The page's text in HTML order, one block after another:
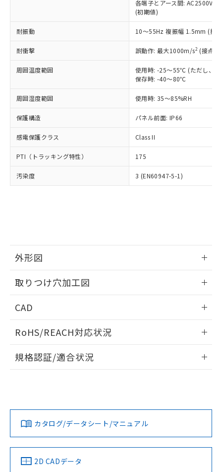
各端子とアース間: AC2500V
(初期値)
耐振動 10～55Hz 複振幅 1.5mm (接
耐衝撃 誤動作: 最大1000m/s2 (接点
周囲温度範囲
使用時: -25～55℃ (ただし、氷
保存時: -40～80℃
周囲湿度範囲 使用時: 35～85%RH
保護構造 パネル前面: IP66
感電保護クラス Class II
PTI（トラッキング特性） 175
汚染度 3 (EN60947-5-1)
外形図
取りつけ穴加工図
CAD
ドすることができます。
ログイン/会員登録
ダウンロードデータをご利用いただく前に、以下を必ずお読
みください。
ソフトウェアの使用条件
RoHS/REACH対応状況
EU RoHS 注意事項・凡例
対応済み
中国 RoHS 注意事項・凡例
規格認証/適合状況
カタログ/データシート/マニュアル
2D CADデータ
正式な納期状況および標準価格はお客
様のお取引先、またはお客様担当のオ
ムロン制御機器販売店・当社販売員に
オムロン制御機器販売店や当社販売拠
販売ネットワーク
」をご確認
在庫状況および標準価格結果を当社の
事前の承諾なく第三者に漏洩または開
マイパーツ機能（部品リスト作成サー
ビス）をご利用いただくには、I-Web
メンバーズにご登録されている必要が
あります。
お客様が当ウェブサイト上で当社にご
登録された部品リストについて、当社
および当社の共同利用者が、当社の製
用者の範囲」に記載されている法人を
(PBDE) 1000ppm以下、フタル酸ビス(2-エチルヘキシ
ル) (DEHP)(別名：DOP) 1000ppm以下、フタル酸ブチ
ルベンジル（BBP） 1000ppm以下、フタル酸ジブチル
（DBP） 1000ppm以下、フタル酸ジイソブチル
但し、RoHS指令で産業用監視および制御機器に対する
フタル酸エステル類の４物質については閾値を超える意
図的な使用がないことを確認しています。
※2 対応予定月
部品在庫の切り替え状況などにより、予定
月が前後することがあります。
※3 非含有証明書ダウンロード
※本証明書は発行日時点で非含有を証明す
るもので、過去に遡って非含有を証明する
ものではありません。
物質の対応では、対応完了までの期間は出
荷製品に未対応品が混在することから備考
していることから、特段のことがない限
り、2022年1月12日より割愛しておりま
す。
Cr(Ⅵ)(六価クロム) : 1000ppm、 PBBs(ポリ臭化ビフェ
ニル類) : 1000ppm、 PBDEs(ポリ臭化ジフェニルエーテ
イソブチル) : 1000ppm、 BBP(フタル酸ブチルベンジ
DEHP(フタル酸ビス(2-エチルヘキシル)) : 1000ppm
※2 環境保護使用期限
「ｅ」：有害物質（10物質）のすべてが基
準値以下であることを示します。
「10」：通常の使用状況下において有害物
質が外部に漏えいし、環境に深刻な影響を
及ぼさない年数を意味します。
「－」：未確認です。当社販売部門へお問
い合わせください。
当社は規制貨物を破棄する場合は、完
いよう必要な手段を講じます。
当社は貴社製品を、核兵器、ミサイ
ル、化学兵器、生物兵器またはその他
武器並びにこれらの製造装置等に一切
当社は、貴社製品を第三者に販売する
場合は、上記1、2および3の内容を当
該第三者に通知します。また当社は、
販売先および販売に係わる関係者が違
法に輸出するおそれがある場合は、取
り引きをいたしません。
一定数以上の在庫あり
一定数には満たないが在庫あり
在庫なし(最新の在庫状況につ
いては、お客様のお取引先、ま
たはお客様担当のオムロン制御
機器販売店・当社販売員にご確
白
受注生産機種、また在庫状況の
情報を公開していない機種